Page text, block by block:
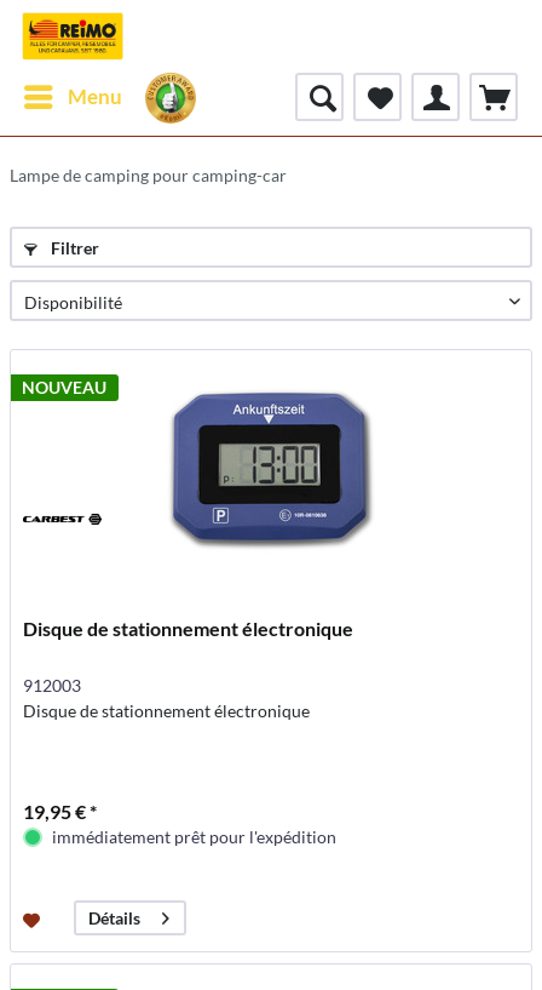
Menu
Lampe de camping pour camping-car
Filtrer
NOUVEAU
Disque de stationnement électronique
912003
Disque de stationnement électronique
19,95 € *
immédiatement prêt pour l'expédition
Détails